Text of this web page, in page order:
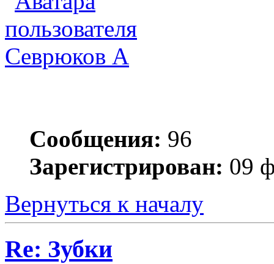
Севрюков А
Сообщения: 96
Зарегистрирован: 09
Вернуться к началу
Re: Зубки